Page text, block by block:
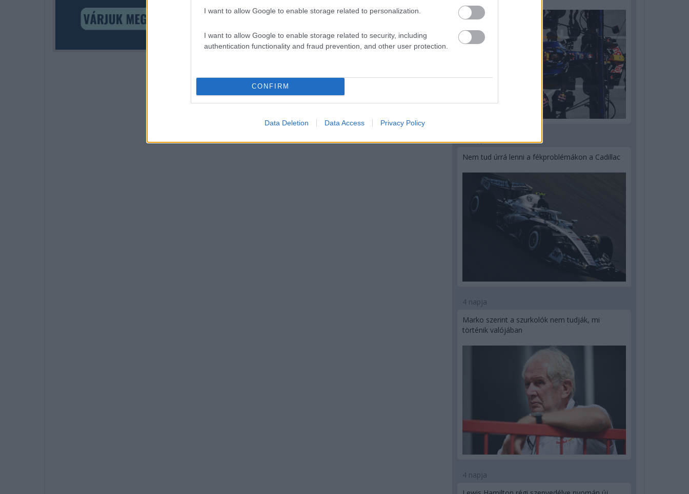
I want to allow Google to enable storage related to personalization.
I want to allow Google to enable storage related to security, including
authentication functionality and fraud prevention, and other user protection.
CONFIRM
Data Deletion Data Access Privacy Policy
Nem tud úrrá lenni a fékproblémákon a Cadillac
4 napja
Marko szerint a szurkolók nem tudják, mi
történik valójában
4 napja